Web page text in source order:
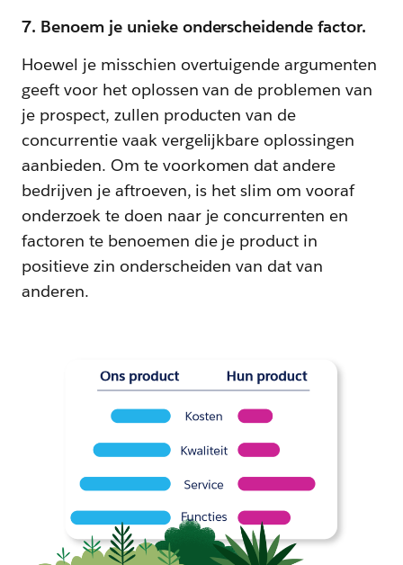
7. Benoem je unieke onderscheidende factor.
Hoewel je misschien overtuigende argumenten
geeft voor het oplossen van de problemen van
je prospect, zullen producten van de
concurrentie vaak vergelijkbare oplossingen
aanbieden. Om te voorkomen dat andere
bedrijven je aftroeven, is het slim om vooraf
onderzoek te doen naar je concurrenten en
factoren te benoemen die je product in
positieve zin onderscheiden van dat van
anderen.